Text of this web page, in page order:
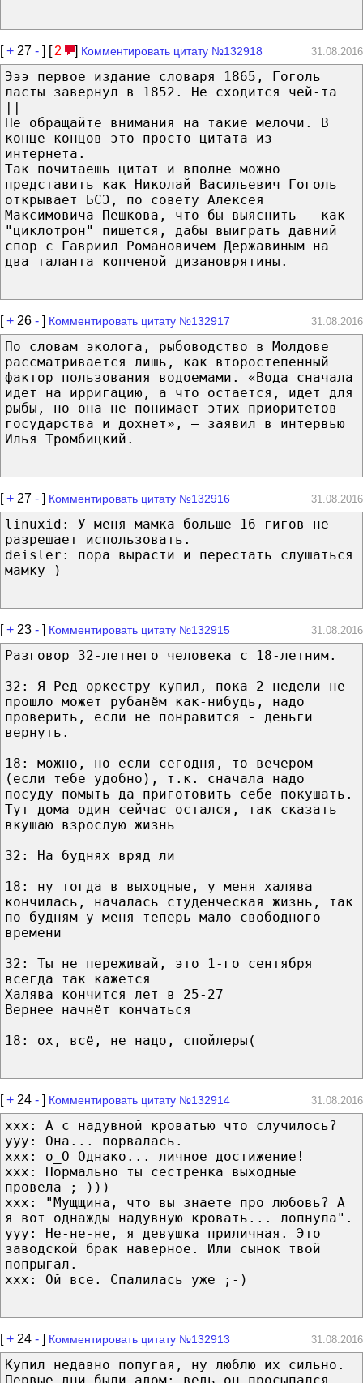
[+ 27 - ] [ 2 ] Комментировать цитату №132918 31.08.2016
Эээ первое издание словаря 1865, Гоголь
ласты завернул в 1852. Не сходится чей-та
||
Не обращайте внимания на такие мелочи. В
конце-концов это просто цитата из
интернета.
Так почитаешь цитат и вполне можно
представить как Николай Васильевич Гоголь
открывает БСЭ, по совету Алексея
Максимовича Пешкова, что-бы выяснить - как
"циклотрон" пишется, дабы выиграть давний
спор с Гавриил Романовичем Державиным на
два таланта копченой дизановрятины.
[+ 26 - ] Комментировать цитату №132917 31.08.2016
По словам эколога, рыбоводство в Молдове
рассматривается лишь, как второстепенный
фактор пользования водоемами. «Вода сначала
идет на ирригацию, а что остается, идет для
рыбы, но она не понимает этих приоритетов
государства и дохнет», — заявил в интервью
Илья Тромбицкий.
[+ 27 - ] Комментировать цитату №132916 31.08.2016
linuxid: У меня мамка больше 16 гигов не
разрешает использовать.
deisler: пора вырасти и перестать слушаться
мамку )
[+ 23 - ] Комментировать цитату №132915 31.08.2016
Разговор 32-летнего человека с 18-летним.
32: Я Ред оркестру купил, пока 2 недели не
прошло может рубанём как-нибудь, надо
проверить, если не понравится - деньги
вернуть.
18: можно, но если сегодня, то вечером
(если тебе удобно), т.к. сначала надо
посуду помыть да приготовить себе покушать.
Тут дома один сейчас остался, так сказать
вкушаю взрослую жизнь
32: На буднях вряд ли
18: ну тогда в выходные, у меня халява
кончилась, началась студенческая жизнь, так
по будням у меня теперь мало свободного
времени
32: Ты не переживай, это 1-го сентября
всегда так кажется
Халява кончится лет в 25-27
Вернее начнёт кончаться
18: ох, всё, не надо, спойлеры(
[+ 24 - ] Комментировать цитату №132914 31.08.2016
xxx: А с надувной кроватью что случилось?
yyy: Она... порвалась.
xxx: о_O Однако... личное достижение!
xxx: Нормально ты сестренка выходные
провела ;-)))
xxx: "Мущщина, что вы знаете про любовь? А
я вот однажды надувную кровать... лопнула".
yyy: Не-не-не, я девушка приличная. Это
заводской брак наверное. Или сынок твой
попрыгал.
xxx: Ой все. Спалилась уже ;-)
[+ 24 - ] Комментировать цитату №132913 31.08.2016
Купил недавно попугая, ну люблю их сильно.
Первые дни были адом: ведь он просыпался